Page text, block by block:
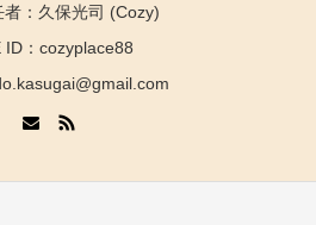
者：久保光司 (Cozy)
ID：cozyplace88